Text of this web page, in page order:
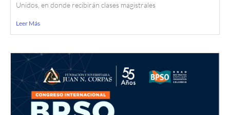
Unidos, en donde recibirán clases magistrales
Leer Más